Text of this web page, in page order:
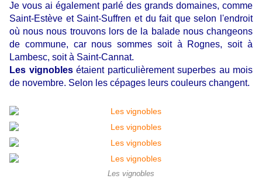
Je vous ai également parlé des grands domaines, comme
Saint-Estève et Saint-Suffren et du fait que selon l'endroit
où nous nous trouvons lors de la balade nous changeons
de commune, car nous sommes soit à Rognes, soit à
Lambesc, soit à Saint-Cannat.
Les vignoblesétaient particulièrement superbes au mois
de novembre. Selon les cépages leurs couleurs changent.
Les vignobles